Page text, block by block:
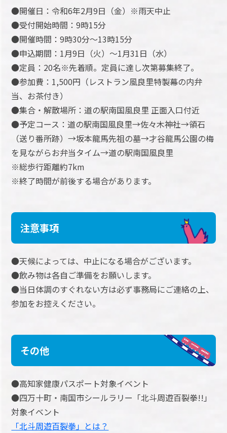
●開催日：令和6年2月9日（金）※雨天中止
●受付開始時間：9時15分
●開催時間：9時30分～13時15分
●申込期間：1月9日（火）～1月31日（水）
●定員：20名※先着順。定員に達し次第募集終了。
●参加費：1,500円（レストラン風良里特製幕の内弁
当、お茶付き）
●集合・解散場所：道の駅南国風良里 正面入口付近
●予定コース：道の駅南国風良里→佐々木神社→領石
（送り番所跡）→坂本龍馬先祖の墓→才谷龍馬公園の梅
を見ながらお弁当タイム→道の駅南国風良里
※総歩行距離約7km
※終了時間が前後する場合があります。
注意事項
●天候によっては、中止になる場合がございます。
●飲み物は各自ご準備をお願いします。
●当日体調のすぐれない方は必ず事務局にご連絡の上、
参加をお控えください。
その他
●高知家健康パスポート対象イベント
●四万十町・南国市シールラリー「北斗周遊百裂拳!!」
対象イベント
「北斗周遊百裂拳」とは？